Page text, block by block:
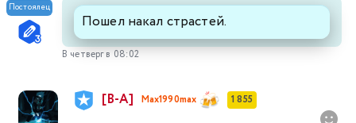
Постоялец
Пошел накал страстей.
В четверг в 08:02
[В-А] Max1990max 1 855